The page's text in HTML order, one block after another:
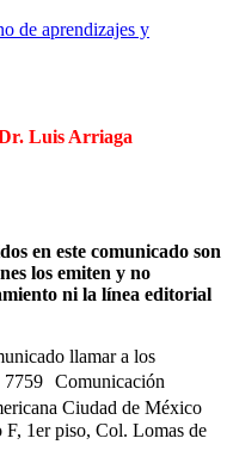
de aprendizajes y
Luis Arriaga
en este comunicado son
los emiten y no
ni la línea editorial
llamar a los
7759 Comunicación
Ciudad de México
1er piso, Col. Lomas de